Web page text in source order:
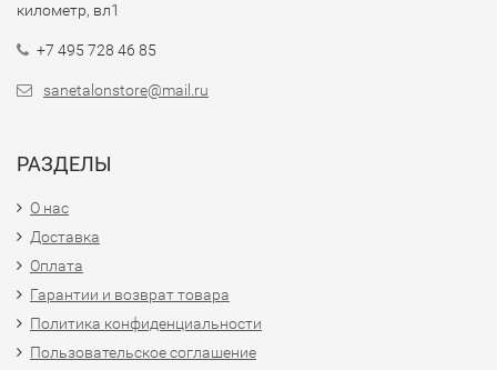
километр, вл1
+7 495 728 46 85
sanetalonstore@mail.ru
РАЗДЕЛЫ
О нас
Доставка
Оплата
Гарантии и возврат товара
Политика конфиденциальности
Пользовательское соглашение